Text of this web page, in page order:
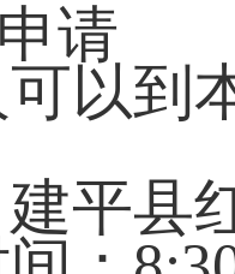
请
以到
平县